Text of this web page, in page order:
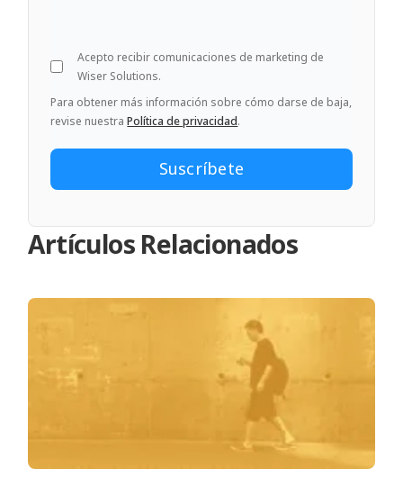
Acepto recibir comunicaciones de marketing de
Wiser Solutions.
Para obtener más información sobre cómo darse de baja,
revise nuestraPolítica de privacidad.
Artículos Relacionados